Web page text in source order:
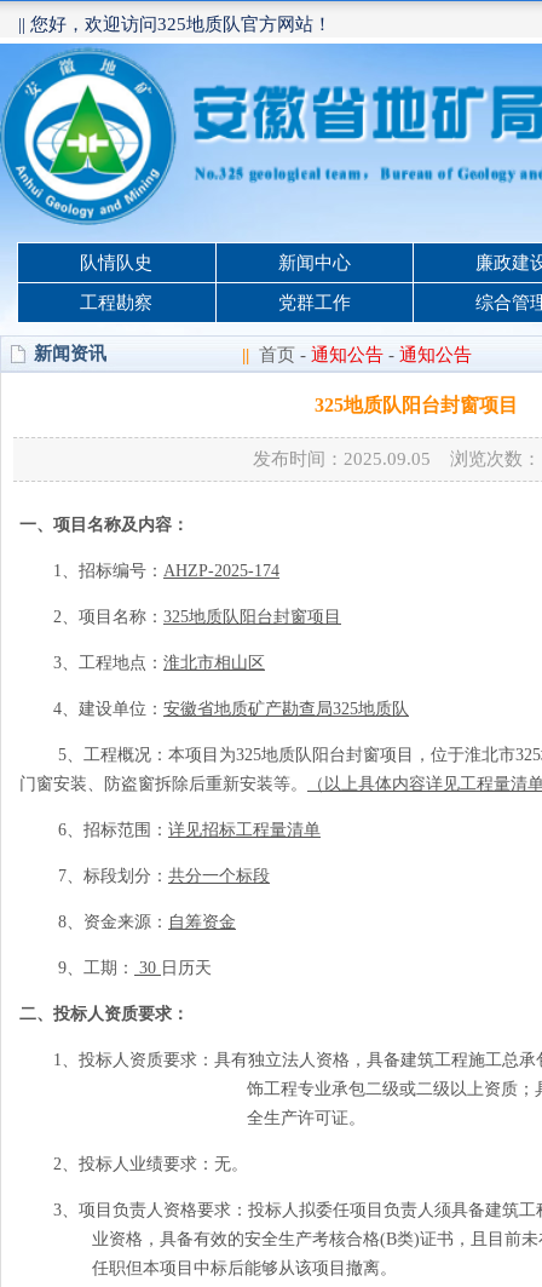
|| 您好，欢迎访问325地质队官方网站！
队情队史 新闻中心 廉政建
工程勘察 党群工作 综合管
新闻资讯 || 首页 - 通知公告 - 通知公告
325地质队阳台封窗项目
发布时间：2025.09.05 浏览次数：
一、项目名称及内容：
1、招标编号： AHZP-2025-174
2、项目名称： 325地质队阳台封窗项目
3、工程地点： 淮北市相山区
4、建设单位： 安徽省地质矿产勘查局325地质队
5、工程概况：本项目为325地质队阳台封窗项目，位于淮北市325
门窗安装、防盗窗拆除后重新安装等。
（以上具体内容详见工程量清
6、招标范围： 详见招标工程量清单
7、标段划分： 共分一个标段
8、资金来源： 自筹资金
9、工期： 30 日历天
二、投标人资质要求：
1、投标人资质要求：具有独立法人资格，具备建筑工程施工总
饰工程专业承包二级或二级以上资质
全生产许可证。
2、投标人业绩要求：无。
3、项目负责人资格要求：投标人拟委任项目负责人须具备建筑
业资格，具备有效的安全生产考核合格(B类)证书，且目前
任职但本项目中标后能够从该项目撤离。